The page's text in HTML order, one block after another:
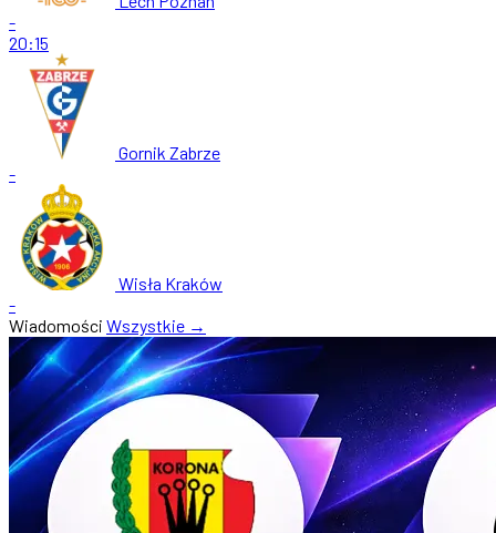
-
20:15
Gornik Zabrze
-
Wisła Kraków
-
Wiadomości Wszystkie →